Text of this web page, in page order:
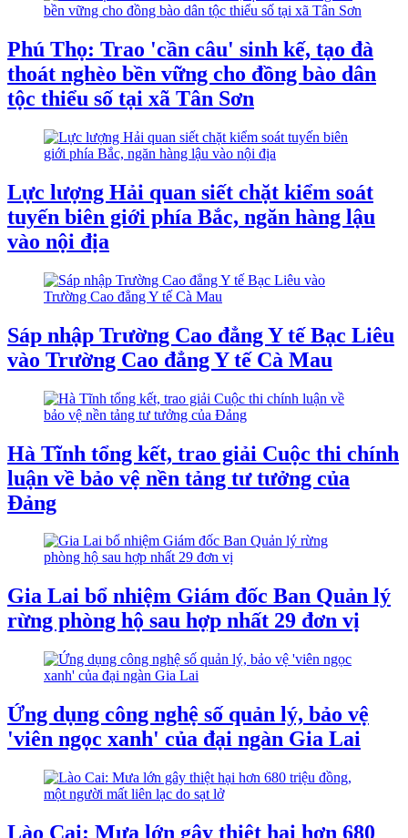
Phú Thọ: Trao 'cần câu' sinh kế, tạo đà
thoát nghèo bền vững cho đồng bào dân
tộc thiểu số tại xã Tân Sơn
Lực lượng Hải quan siết chặt kiểm soát
tuyến biên giới phía Bắc, ngăn hàng lậu
vào nội địa
Sáp nhập Trường Cao đẳng Y tế Bạc Liêu
vào Trường Cao đẳng Y tế Cà Mau
Hà Tĩnh tổng kết, trao giải Cuộc thi chính
luận về bảo vệ nền tảng tư tưởng của
Đảng
Gia Lai bổ nhiệm Giám đốc Ban Quản lý
rừng phòng hộ sau hợp nhất 29 đơn vị
Ứng dụng công nghệ số quản lý, bảo vệ
'viên ngọc xanh' của đại ngàn Gia Lai
Lào Cai: Mưa lớn gây thiệt hại hơn 680